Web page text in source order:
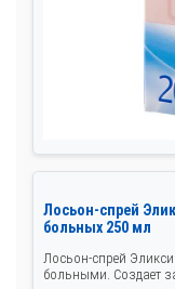
Лосьон-спрей
больных 250 мл
Лосьон-спрей
больными. Создает